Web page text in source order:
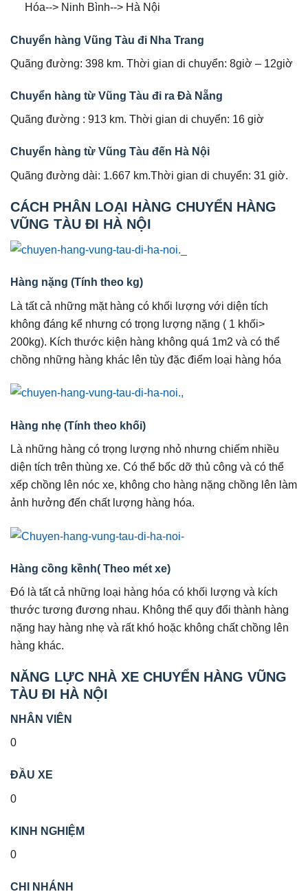
Hóa--> Ninh Bình--> Hà Nội
Chuyển hàng Vũng Tàu đi Nha Trang
Quãng đường: 398 km. Thời gian di chuyển: 8giờ – 12giờ
Chuyển hàng từ Vũng Tàu đi ra Đà Nẵng
Quãng đường : 913 km. Thời gian di chuyển: 16 giờ
Chuyển hàng từ Vũng Tàu đến Hà Nội
Quãng đường dài: 1.667 km.Thời gian di chuyển: 31 giờ.
CÁCH PHÂN LOẠI HÀNG CHUYỂN HÀNG
VŨNG TÀU ĐI HÀ NỘI
Hàng nặng (Tính theo kg)
Là tất cả những mặt hàng có khối lượng với diện tích
không đáng kể nhưng có trọng lượng nặng ( 1 khối>
200kg). Kích thước kiện hàng không quá 1m2 và có thể
chồng những hàng khác lên tùy đặc điểm loại hàng hóa
Hàng nhẹ (Tính theo khối)
Là những hàng có trọng lượng nhỏ nhưng chiếm nhiều
diện tích trên thùng xe. Có thể bốc dỡ thủ công và có thể
xếp chồng lên nóc xe, không cho hàng nặng chồng lên làm
ảnh hưởng đến chất lượng hàng hóa.
Hàng cồng kềnh( Theo mét xe)
Đó là tất cả những loại hàng hóa có khối lượng và kích
thước tương đương nhau. Không thể quy đổi thành hàng
nặng hay hàng nhẹ và rất khó hoặc không chất chồng lên
hàng khác.
NĂNG LỰC NHÀ XE CHUYỂN HÀNG VŨNG
TÀU ĐI HÀ NỘI
NHÂN VIÊN
0
ĐẦU XE
0
KINH NGHIỆM
0
CHI NHÁNH